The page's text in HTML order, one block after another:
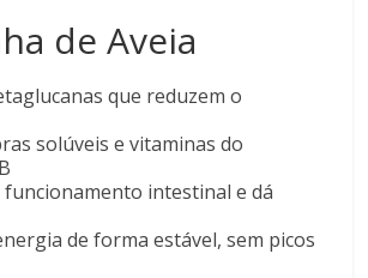
de Aveia
que reduzem o
solúveis e vitaminas do
intestinal e dá
de forma estável, sem picos